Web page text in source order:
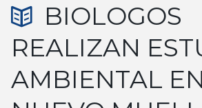
BIOLOGOS
REALIZAN
AMBIENTAL EN